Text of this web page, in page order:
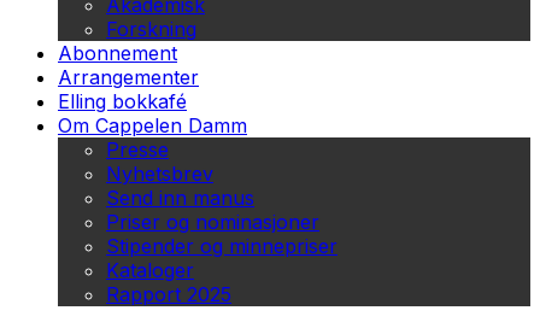
Akademisk
Forskning
Abonnement
Arrangementer
Elling bokkafé
Om Cappelen Damm
Presse
Nyhetsbrev
Send inn manus
Priser og nominasjoner
Stipender og minnepriser
Kataloger
Rapport 2025